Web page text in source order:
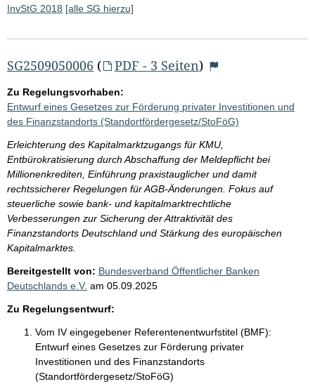
InvStG 2018 [alle SG hierzu]
SG2509050006 ( PDF - 3 Seiten)
Zu Regelungsvorhaben:
Entwurf eines Gesetzes zur Förderung privater Investitionen und
des Finanzstandorts (Standortfördergesetz/StoFöG)
Erleichterung des Kapitalmarktzugangs für KMU,
Entbürokratisierung durch Abschaffung der Meldepflicht bei
Millionenkrediten, Einführung praxistauglicher und damit
rechtssicherer Regelungen für AGB-Änderungen. Fokus auf
steuerliche sowie bank- und kapitalmarktrechtliche
Verbesserungen zur Sicherung der Attraktivität des
Finanzstandorts Deutschland und Stärkung des europäischen
Kapitalmarktes.
Bereitgestellt von: Bundesverband Öffentlicher Banken
Deutschlands e.V. am 05.09.2025
Zu Regelungsentwurf:
Vom IV eingegebener Referentenentwurfstitel (BMF):
Entwurf eines Gesetzes zur Förderung privater
Investitionen und des Finanzstandorts
(Standortfördergesetz/StoFöG)